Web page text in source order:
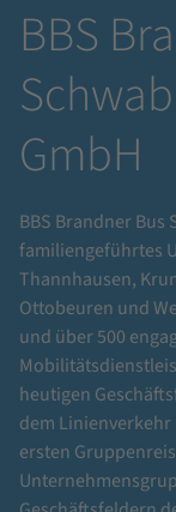
Unternehmen
Projekte
BBS
GmbH
BBS Brandner
familiengeführtes
Thannhausen,
Ottobeuren und
und über 500
heutigen
dem
ersten